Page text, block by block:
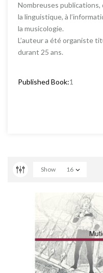
Nombreuses
la linguistique, à
la musicologie.
L’auteur a été organiste
durant 25 ans.
Published Book:1
Show 16